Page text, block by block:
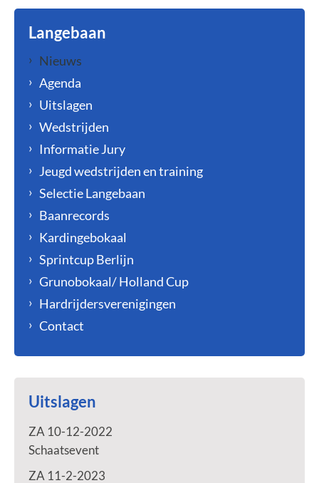
Langebaan
Nieuws
Agenda
Uitslagen
Wedstrijden
Informatie Jury
Jeugd wedstrijden en training
Selectie Langebaan
Baanrecords
Kardingebokaal
Sprintcup Berlijn
Grunobokaal/ Holland Cup
Hardrijdersverenigingen
Contact
Uitslagen
ZA 10-12-2022
Schaatsevent
ZA 11-2-2023